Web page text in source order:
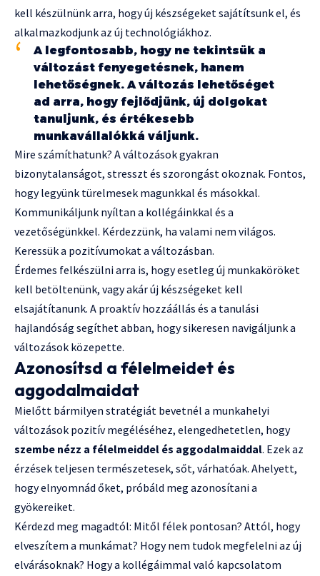
kell készülnünk arra, hogy új készségeket sajátítsunk el, és
alkalmazkodjunk az új technológiákhoz.
A legfontosabb, hogy ne tekintsük a
változást fenyegetésnek, hanem
lehetőségnek. A változás lehetőséget
ad arra, hogy fejlődjünk, új dolgokat
tanuljunk, és értékesebb
munkavállalókká váljunk.
Mire számíthatunk? A változások gyakran
bizonytalanságot, stresszt és szorongást okoznak. Fontos,
hogy legyünk türelmesek magunkkal és másokkal.
Kommunikáljunk nyíltan a kollégáinkkal és a
vezetőségünkkel. Kérdezzünk, ha valami nem világos.
Keressük a pozitívumokat a változásban.
Érdemes felkészülni arra is, hogy esetleg új munkaköröket
kell betöltenünk, vagy akár új készségeket kell
elsajátítanunk. A proaktív hozzáállás és a tanulási
hajlandóság segíthet abban, hogy sikeresen navigáljunk a
változások közepette.
Azonosítsd a félelmeidet és
aggodalmaidat
Mielőtt bármilyen stratégiát bevetnél a munkahelyi
változások pozitív megéléséhez, elengedhetetlen, hogy
szembe nézz a félelmeiddel és aggodalmaiddal. Ezek az
érzések teljesen természetesek, sőt, várhatóak. Ahelyett,
hogy elnyomnád őket, próbáld meg azonosítani a
gyökereiket.
Kérdezd meg magadtól: Mitől félek pontosan? Attól, hogy
elveszítem a munkámat? Hogy nem tudok megfelelni az új
elvárásoknak? Hogy a kollégáimmal való kapcsolatom